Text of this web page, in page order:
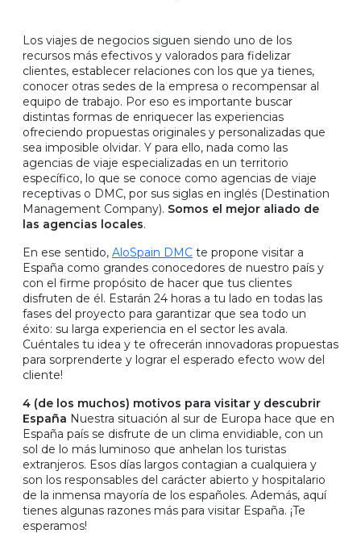
Los viajes de negocios siguen siendo uno de los
recursos más efectivos y valorados para fidelizar
clientes, establecer relaciones con los que ya tienes,
conocer otras sedes de la empresa o recompensar al
equipo de trabajo. Por eso es importante buscar
distintas formas de enriquecer las experiencias
ofreciendo propuestas originales y personalizadas que
sea imposible olvidar. Y para ello, nada como las
agencias de viaje especializadas en un territorio
específico, lo que se conoce como agencias de viaje
receptivas o DMC, por sus siglas en inglés (Destination
Management Company). Somos el mejor aliado de
las agencias locales.
En ese sentido, AloSpain DMC te propone visitar a
España como grandes conocedores de nuestro país y
con el firme propósito de hacer que tus clientes
disfruten de él. Estarán 24 horas a tu lado en todas las
fases del proyecto para garantizar que sea todo un
éxito: su larga experiencia en el sector les avala.
Cuéntales tu idea y te ofrecerán innovadoras propuestas
para sorprenderte y lograr el esperado efecto wow del
cliente!
4 (de los muchos) motivos para visitar y descubrir
España Nuestra situación al sur de Europa hace que en
España país se disfrute de un clima envidiable, con un
sol de lo más luminoso que anhelan los turistas
extranjeros. Esos días largos contagian a cualquiera y
son los responsables del carácter abierto y hospitalario
de la inmensa mayoría de los españoles. Además, aquí
tienes algunas razones más para visitar España. ¡Te
esperamos!